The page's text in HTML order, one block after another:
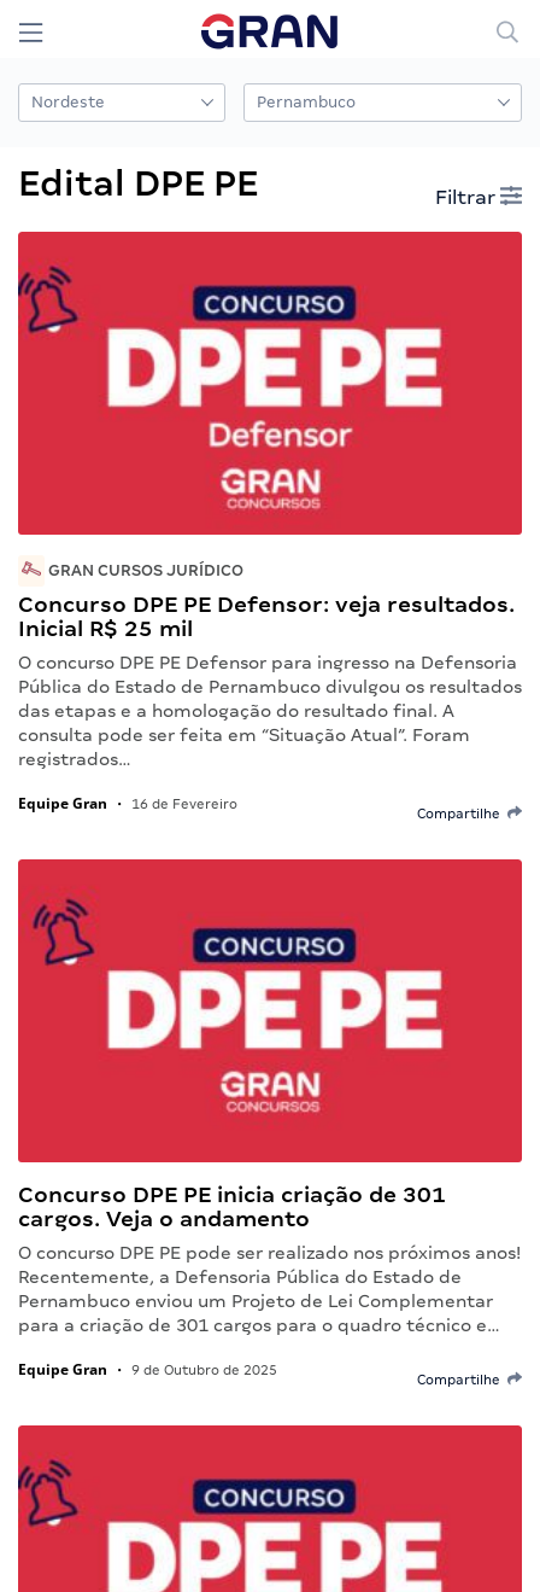
Edital DPE PE Filtrar
GRAN CURSOS JURÍDICO
Concurso DPE PE Defensor: veja resultados.
Inicial R$ 25 mil
O concurso DPE PE Defensor para ingresso na Defensoria
Pública do Estado de Pernambuco divulgou os resultados
das etapas e a homologação do resultado final. A
consulta pode ser feita em “Situação Atual”. Foram
registrados…
Equipe Gran • 16 de Fevereiro
Compartilhe
Concurso DPE PE inicia criação de 301
cargos. Veja o andamento
O concurso DPE PE pode ser realizado nos próximos anos!
Recentemente, a Defensoria Pública do Estado de
Pernambuco enviou um Projeto de Lei Complementar
para a criação de 301 cargos para o quadro técnico e…
Equipe Gran • 9 de Outubro de 2025
Compartilhe